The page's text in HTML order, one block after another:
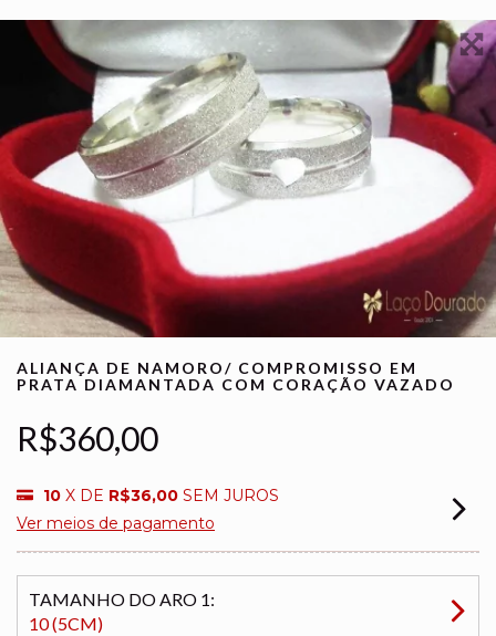
ALIANÇA DE NAMORO/ COMPROMISSO EM
PRATA DIAMANTADA COM CORAÇÃO VAZADO
R$360,00
10 X DE R$36,00 SEM JUROS
Ver meios de pagamento
TAMANHO DO ARO 1:
10 (5CM)